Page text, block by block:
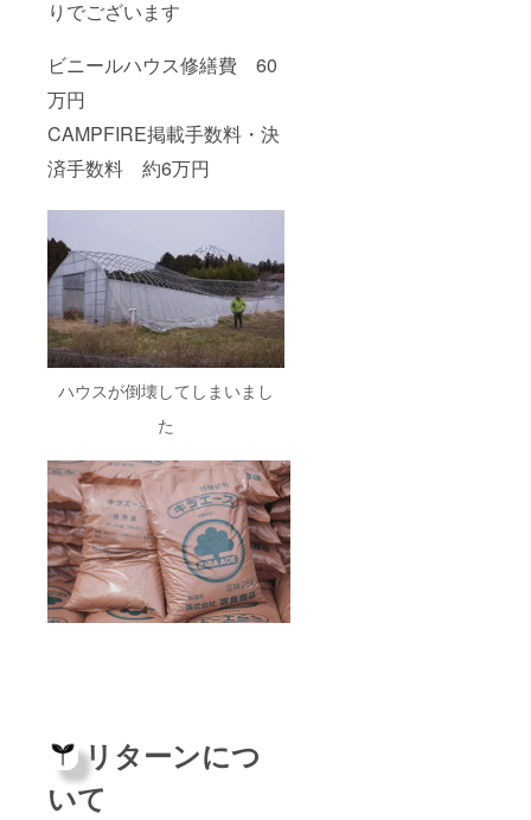
りでございます
ビニールハウス修繕費 60
万円
CAMPFIRE掲載手数料・決
済手数料 約6万円
ハウスが倒壊してしまいまし
た
リターンにつ
いて